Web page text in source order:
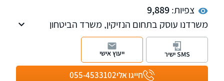
צפיות:9,889
משרדנו עוסק בתחום הנזיקין, משרד הביטחון
ותביעות ביטוח מורכבות, לרבות נזקי גוף ותאונות
וייצוג נפגעים מול ביטוח לאומי וחברות הביטוח, ייצוג
אנשי כוחות הביטחון מול אגף השיקום במשרד
הביטחון . שלוחות ברעננה ובחיפה
חייגו אלי055-4533102
SMS ישיר ייעוץ אישי